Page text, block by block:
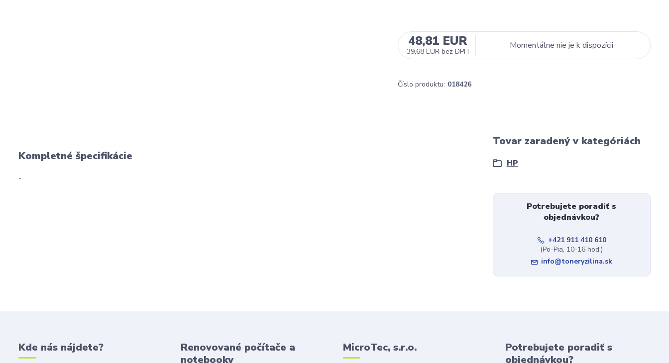
48,81 EUR
39,68 EUR bez DPH
Momentálne nie je k dispozícii
Číslo produktu: 018426
Kompletné špecifikácie
-
Tovar zaradený v kategóriách
HP
Potrebujete poradiť s
objednávkou?
+421 911 410 610
(Po-Pia, 10-16 hod.)
info@toneryzilina.sk
Kde nás nájdete?
Renovované počítače a
notebooky
MicroTec, s.r.o.
Potrebujete poradiť s
objednávkou?